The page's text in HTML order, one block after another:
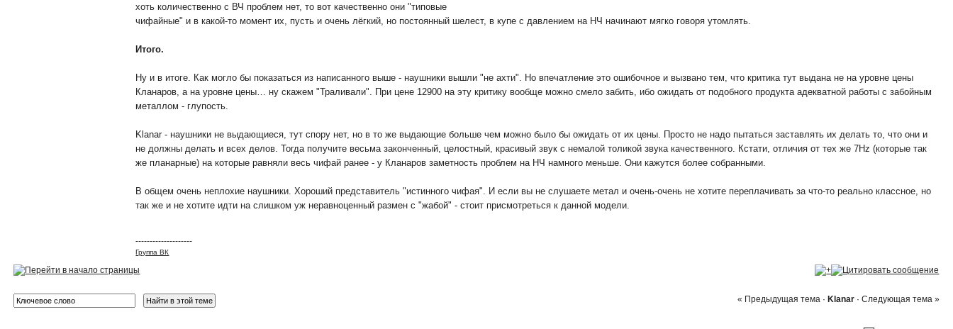
хоть количественно с ВЧ проблем нет, то вот качественно они "типовые
чифайные" и в какой-то момент их, пусть и очень лёгкий, но постоянный шелест, в купе с давлением на НЧ начинают мягко говоря утомлять.
Итого.
Ну и в итоге. Как могло бы показаться из написанного выше - наушники вышли "не ахти". Но впечатление это ошибочное и вызвано тем, что критика тут выдана не на уровне цены
Кланаров, а на уровне цены… ну скажем "Траливали". При цене 12900 на эту критику вообще можно смело забить, ибо ожидать от подобного продукта адекватной работы с забойным
металлом - глупость.
Klanar - наушники не выдающиеся, тут спору нет, но в то же выдающие больше чем можно было бы ожидать от их цены. Просто не надо пытаться заставлять их делать то, что они и
не должны делать и всех делов. Тогда получите весьма законченный, целостный, красивый звук с немалой толикой звука качественного. Кстати, отличия от тех же 7Hz (которые так
же планарные) на которые равняли весь чифай ранее - у Кланаров заметность проблем на НЧ намного меньше. Они кажутся более собранными.
В общем очень неплохие наушники. Хороший представитель "истинного чифая". И если вы не слушаете метал и очень-очень не хотите переплачивать за что-то реально классное, но
так же и не хотите идти на слишком уж неравноценный размен с "жабой" - стоит присмотреться к данной модели.
--------------------
Группа ВК
« Предыдущая тема· Klanar· Следующая тема »